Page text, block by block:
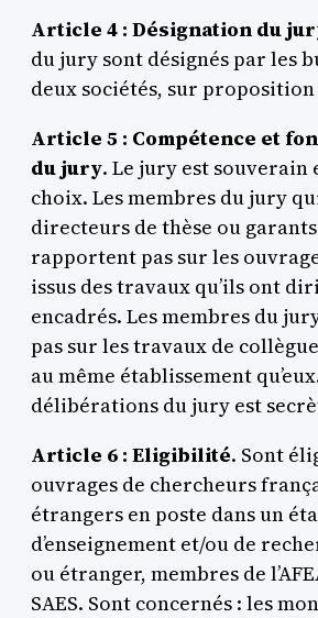
Article 4 : Désignation du
du jury sont désignés par les
deux sociétés, sur
Article 5 : Compétence et
du jury. Le jury est souverain
choix. Les membres du jury
directeurs de thèse ou garants
rapportent pas sur les
issus des travaux qu’ils ont
encadrés. Les membres du
pas sur les travaux de
au même établissement
délibérations du jury est
Article 6 : Eligibilité. Sont
ouvrages de chercheurs
étrangers en poste dans un
d’enseignement et/ou de
ou étranger, membres de
SAES. Sont concernés : les